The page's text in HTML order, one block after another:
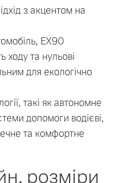
з акцентом на
EX90
ходу та нульові
для екологічно
такі як автономне
допомоги водієві,
та комфортне
розміри